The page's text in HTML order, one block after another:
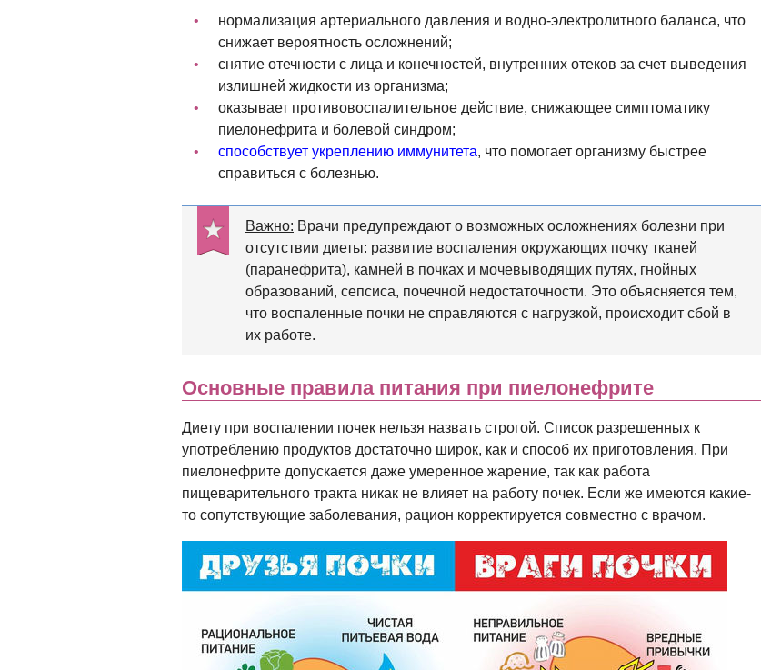
нормализация артериального давления и водно-электролитного баланса, что
снижает вероятность осложнений;
снятие отечности с лица и конечностей, внутренних отеков за счет выведения
излишней жидкости из организма;
оказывает противовоспалительное действие, снижающее симптоматику
пиелонефрита и болевой синдром;
способствует укреплению иммунитета, что помогает организму быстрее
справиться с болезнью.
Важно: Врачи предупреждают о возможных осложнениях болезни при
отсутствии диеты: развитие воспаления окружающих почку тканей
(паранефрита), камней в почках и мочевыводящих путях, гнойных
образований, сепсиса, почечной недостаточности. Это объясняется тем,
что воспаленные почки не справляются с нагрузкой, происходит сбой в
их работе.
Основные правила питания при пиелонефрите
Диету при воспалении почек нельзя назвать строгой. Список разрешенных к
употреблению продуктов достаточно широк, как и способ их приготовления. При
пиелонефрите допускается даже умеренное жарение, так как работа
пищеварительного тракта никак не влияет на работу почек. Если же имеются какие-
то сопутствующие заболевания, рацион корректируется совместно с врачом.